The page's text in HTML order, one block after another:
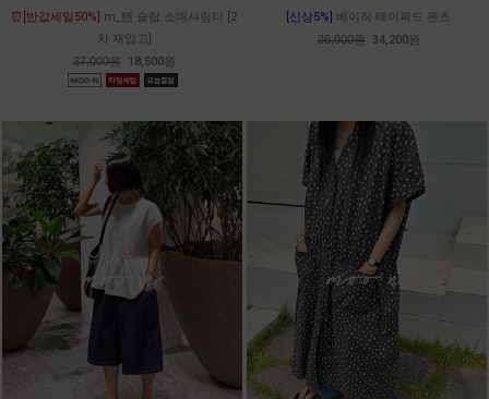
⏰[반값세일50%] m_텐 슬랍 소매셔링티 [2
차 재입고]
37,000원 18,500원
[신상5%] 베이직 테이퍼드 팬츠
36,000원 34,200원